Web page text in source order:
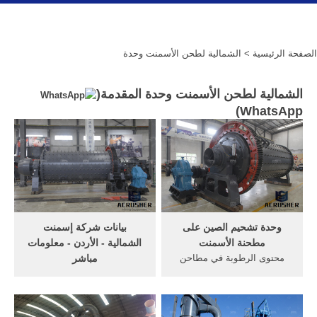
الصفحة الرئيسية > الشمالية لطحن الأسمنت وحدة
الشمالية لطحن الأسمنت وحدة المقدمة(
WhatsApp
)
بيانات شركة إسمنت
الشمالية - الأردن - معلومات
مباشر
معلومات الاتصال العنوان ص ب
وحدة تشحيم الصين على
مطحنة الأسمنت
محتوى الرطوبة في مطاحن
الأسمنت، مصنع لإنتاج الأسمنت